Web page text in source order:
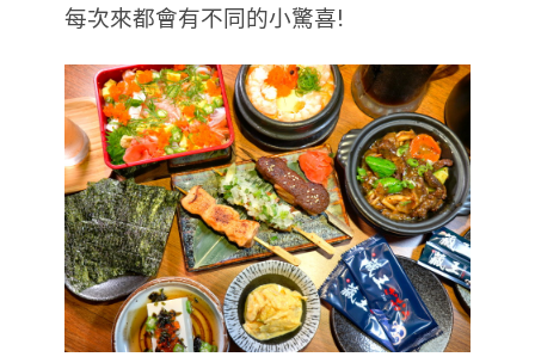
每次來都會有不同的小驚喜!